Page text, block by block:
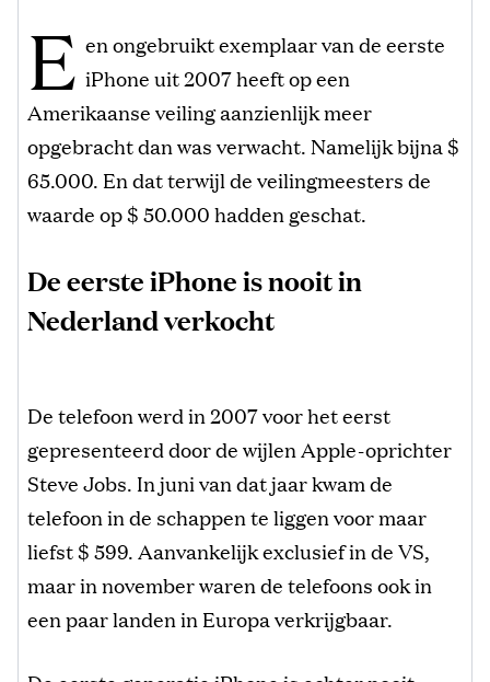
E en ongebruikt exemplaar van de eerste
iPhone uit 2007 heeft op een
Amerikaanse veiling aanzienlijk meer
opgebracht dan was verwacht. Namelijk bijna $
65.000. En dat terwijl de veilingmeesters de
waarde op $ 50.000 hadden geschat.
De eerste iPhone is nooit in
Nederland verkocht
De telefoon werd in 2007 voor het eerst
gepresenteerd door de wijlen Apple-oprichter
Steve Jobs. In juni van dat jaar kwam de
telefoon in de schappen te liggen voor maar
liefst $ 599. Aanvankelijk exclusief in de VS,
maar in november waren de telefoons ook in
een paar landen in Europa verkrijgbaar.